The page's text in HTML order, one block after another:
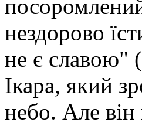
нездорово
не є славою"
Ікара, який
небо. Але він